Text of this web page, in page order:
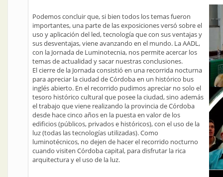
Podemos concluir que, si bien todos los temas fueron
importantes, una parte de las exposiciones versó sobre el
uso y aplicación del led, tecnología que con sus ventajas y
sus desventajas, viene avanzando en el mundo. La AADL,
con la Jornada de Luminotecnia, nos permite acercar los
temas de actualidad y sacar nuestras conclusiones.
El cierre de la Jornada consistió en una recorrida nocturna
para apreciar la ciudad de Córdoba en un histórico bus
inglés abierto. En el recorrido pudimos apreciar no solo el
tesoro histórico cultural que posee la ciudad, sino además
el trabajo que viene realizando la provincia de Córdoba
desde hace cinco años en la puesta en valor de los
edificios (públicos, privados e históricos), con el uso de la
luz (todas las tecnologías utilizadas). Como
luminotécnicos, no dejen de hacer el recorrido nocturno
cuando visiten Córdoba capital, para disfrutar la rica
arquitectura y el uso de la luz.